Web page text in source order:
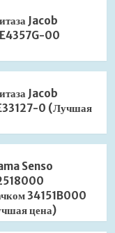
Jacob
00
Jacob
0 (Лучшая
Senso
34151B000
цена)